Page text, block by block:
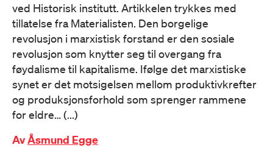
ved Historisk institutt. Artikkelen trykkes med
tillatelse fra Materialisten. Den borgelige
revolusjon i marxistisk forstand er den sosiale
revolusjon som knytter seg til overgang fra
føydalisme til kapitalisme. Ifølge det marxistiske
synet er det motsigelsen mellom produktivkrefter
og produksjonsforhold som sprenger rammene
for eldre… (...)
AvÅsmund Egge